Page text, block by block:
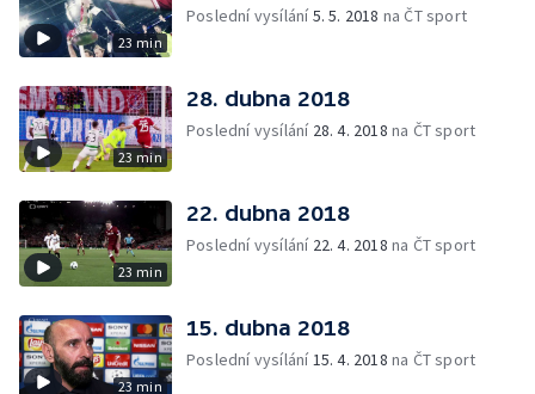
23 min
Poslední vysílání5. 5. 2018 na ČT sport
23 min
28. dubna 2018
Poslední vysílání 28. 4. 2018 na ČT sport
23 min
22. dubna 2018
Poslední vysílání 22. 4. 2018 na ČT sport
23 min
15. dubna 2018
Poslední vysílání15. 4. 2018 na ČT sport